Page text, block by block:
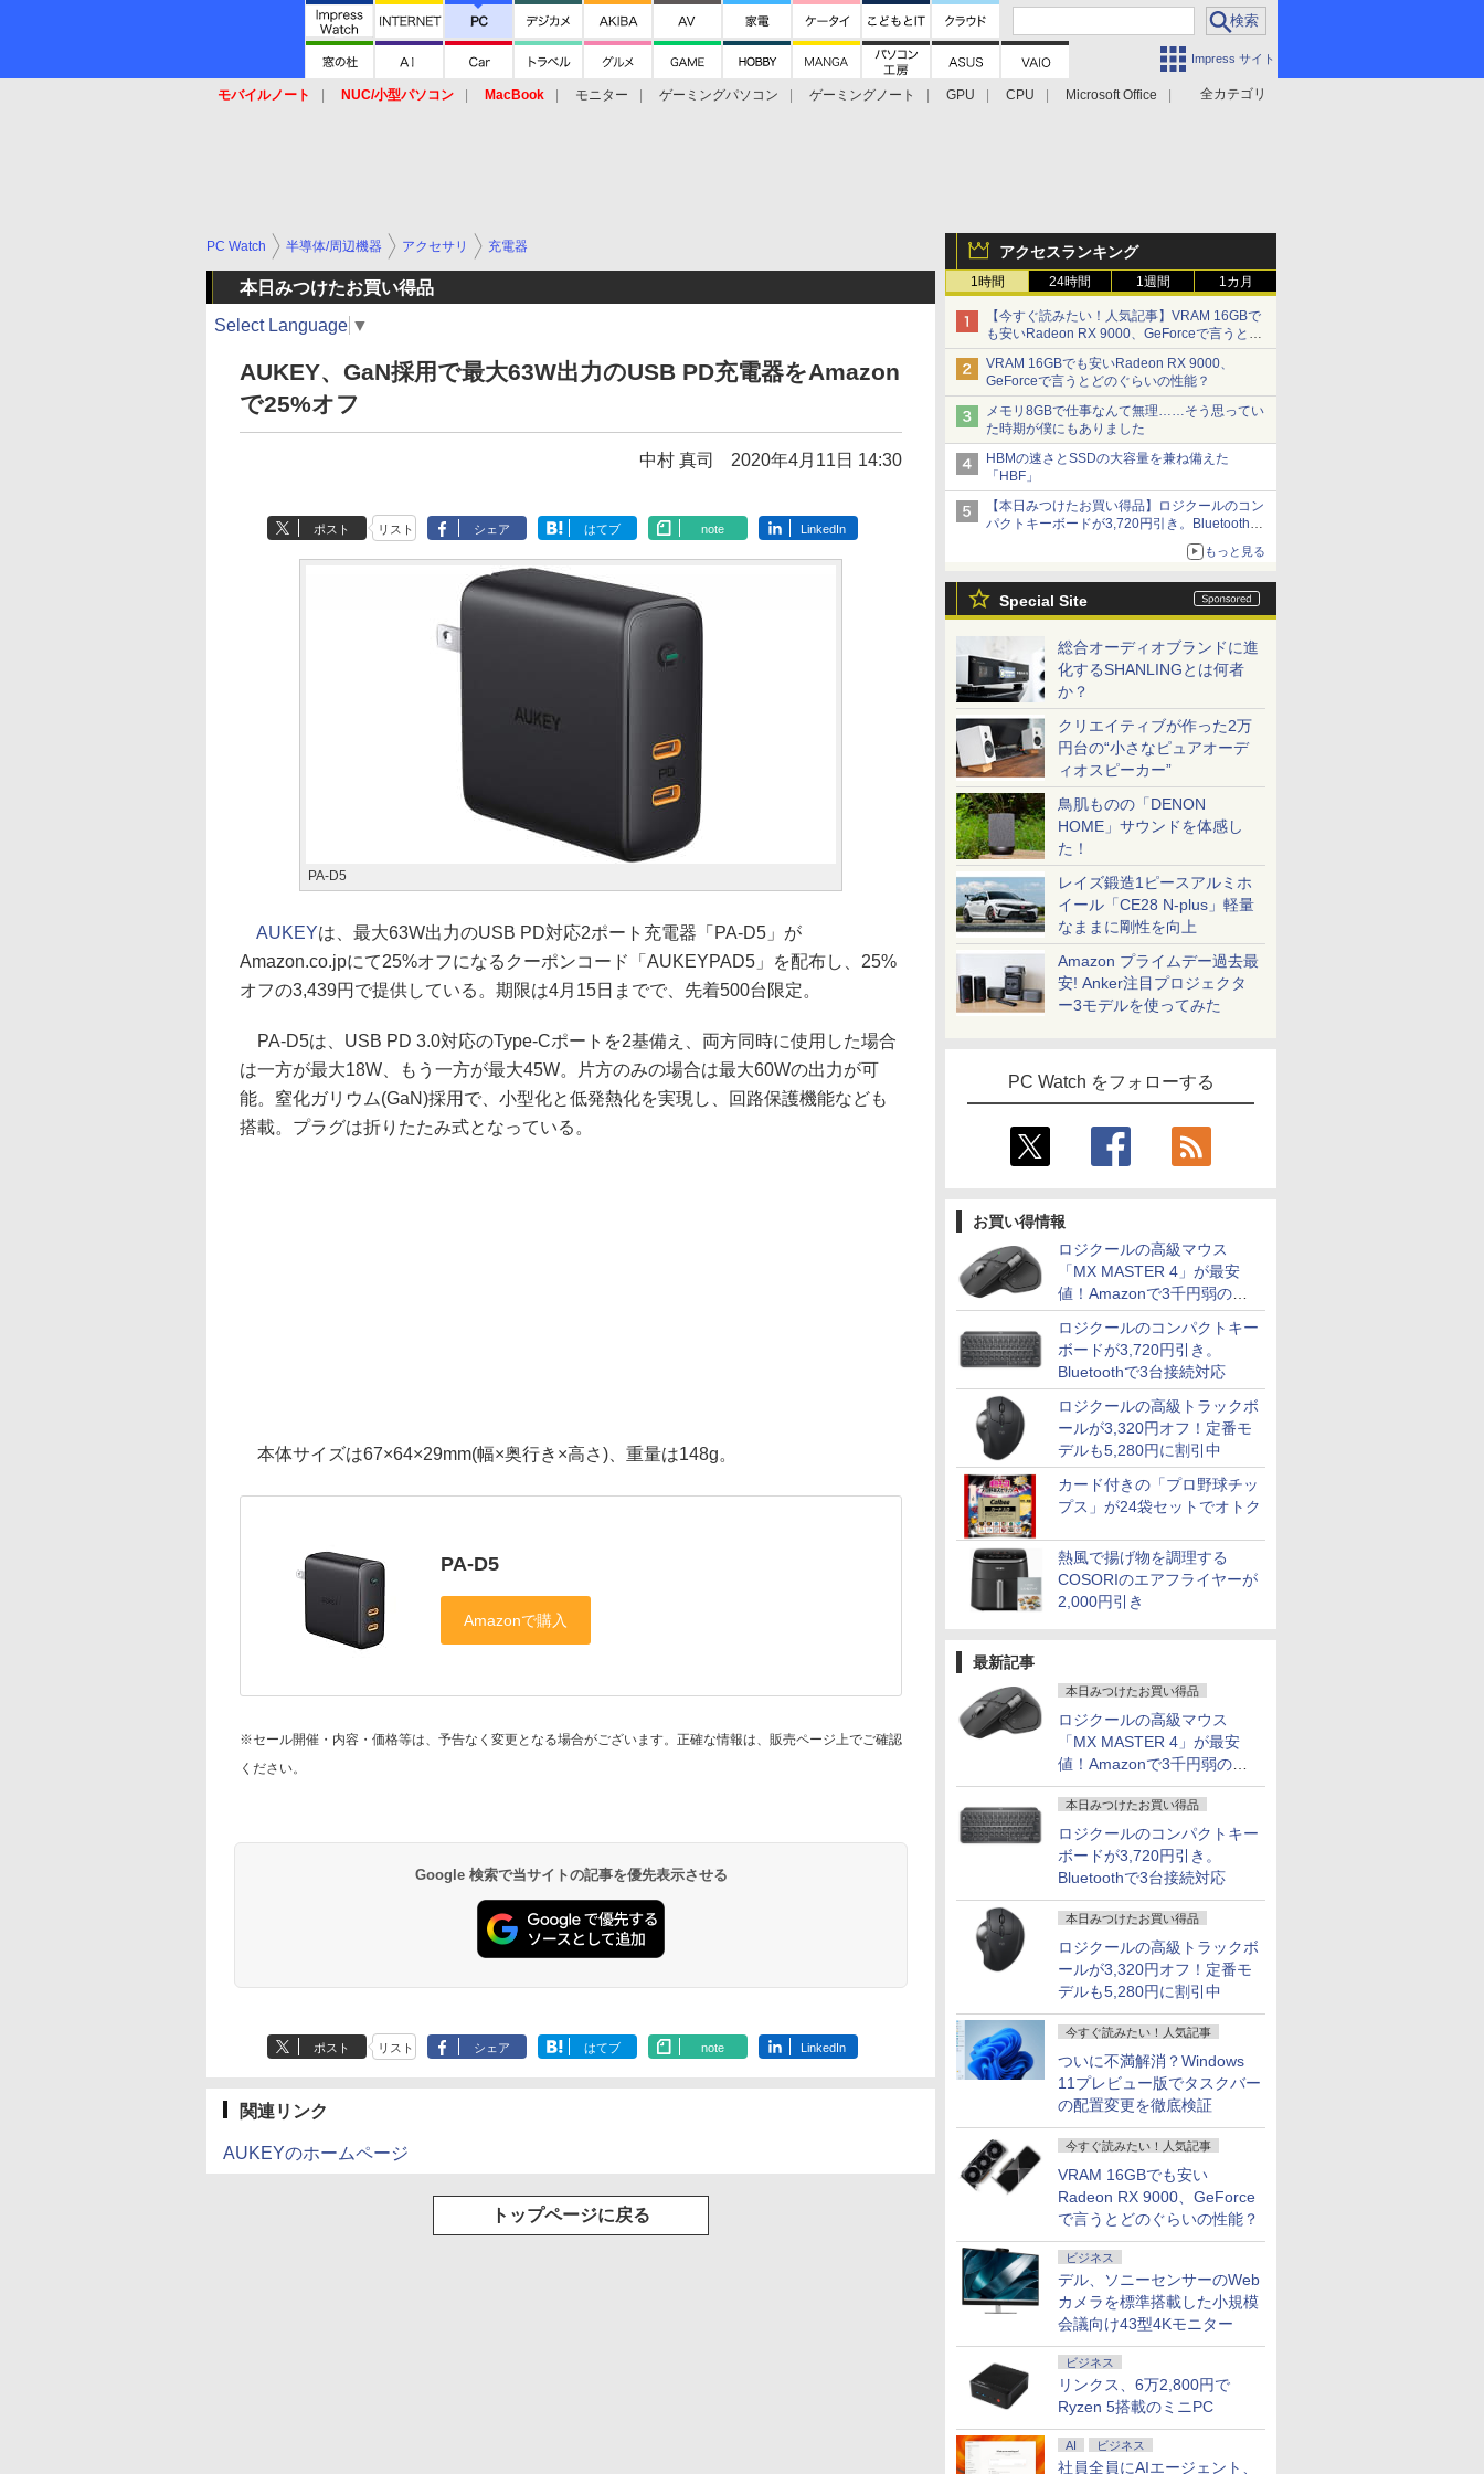
Impress サイト
全カテゴリ
モバイルノート NUC/小型パソコン MacBook モニター ゲーミングパソコン ゲーミングノート GPU CPU
Microsoft Office
アクセスランキング
1時間 24時間 1週間 1カ月
【今すぐ読みたい！人気記事】VRAM 16GBで
も安いRadeon RX 9000、GeForceで言うとど
のぐらいの性能？ - PC Watch
VRAM 16GBでも安いRadeon RX 9000、
GeForceで言うとどのぐらいの性能？
メモリ8GBで仕事なんて無理……そう思ってい
た時期が僕にもありました
HBMの速さとSSDの大容量を兼ね備えた
「HBF」
【本日みつけたお買い得品】ロジクールのコン
パクトキーボードが3,720円引き。Bluetoothで3
もっと見る
Special Site
総合オーディオブランドに進
化するSHANLINGとは何者
か？
クリエイティブが作った2万
円台の“小さなピュアオーデ
ィオスピーカー”
鳥肌ものの「DENON
HOME」サウンドを体感し
た！
レイズ鍛造1ピースアルミホ
イール「CE28 N-plus」軽量
なままに剛性を向上
Amazon プライムデー過去最
安! Anker注目プロジェクタ
ー3モデルを使ってみた
PC Watch をフォローする
お買い得情報
ロジクールの高級マウス
「MX MASTER 4」が最安
値！Amazonで3千円弱の割
引
ロジクールのコンパクトキー
ボードが3,720円引き。
Bluetoothで3台接続対応
ロジクールの高級トラックボ
ールが3,320円オフ！定番モ
デルも5,280円に割引中
カード付きの「プロ野球チッ
プス」が24袋セットでオトク
熱風で揚げ物を調理する
COSORIのエアフライヤーが
2,000円引き
最新記事
本日みつけたお買い得品
ロジクールの高級マウス
「MX MASTER 4」が最安
値！Amazonで3千円弱の割
引
本日みつけたお買い得品
ロジクールのコンパクトキー
ボードが3,720円引き。
Bluetoothで3台接続対応
本日みつけたお買い得品
ロジクールの高級トラックボ
ールが3,320円オフ！定番モ
デルも5,280円に割引中
今すぐ読みたい！人気記事
ついに不満解消？Windows
11プレビュー版でタスクバー
の配置変更を徹底検証
今すぐ読みたい！人気記事
VRAM 16GBでも安い
Radeon RX 9000、GeForce
で言うとどのぐらいの性能？
ビジネス
デル、ソニーセンサーのWeb
カメラを標準搭載した小規模
会議向け43型4Kモニター
ビジネス
リンクス、6万2,800円で
Ryzen 5搭載のミニPC
AI ビジネス
社員全員にAIエージェント、
PC Watch 半導体/周辺機器 アクセサリ 充電器
本日みつけたお買い得品
Select Language ▼
AUKEY、GaN採用で最大63W出力のUSB PD充電器をAmazon
で25%オフ
中村 真司 2020年4月11日 14:30
ポスト リスト シェア はてブ note LinkedIn
PA-D5
AUKEYは、最大63W出力のUSB PD対応2ポート充電器「PA-D5」が
Amazon.co.jpにて25%オフになるクーポンコード「AUKEYPAD5」を配布し、25%
オフの3,439円で提供している。期限は4月15日までで、先着500台限定。
PA-D5は、USB PD 3.0対応のType-Cポートを2基備え、両方同時に使用した場合
は一方が最大18W、もう一方が最大45W。片方のみの場合は最大60Wの出力が可
能。窒化ガリウム(GaN)採用で、小型化と低発熱化を実現し、回路保護機能なども
搭載。プラグは折りたたみ式となっている。
本体サイズは67×64×29mm(幅×奥行き×高さ)、重量は148g。
PA-D5
※セール開催・内容・価格等は、予告なく変更となる場合がございます。正確な情報は、販売ページ上でご確認
ください。
Google 検索で当サイトの記事を優先表示させる
ポスト リスト シェア はてブ note LinkedIn
関連リンク
AUKEYのホームページ
トップページに戻る